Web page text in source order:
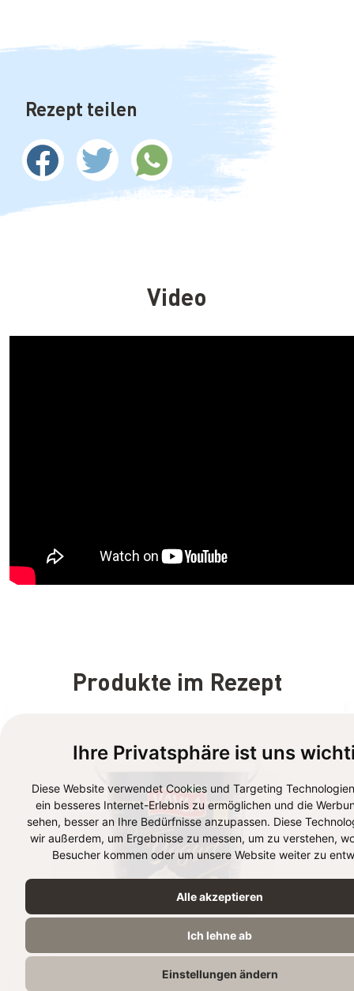
Ihre Privatsphäre ist uns
Diese Website verwendet Cookies und Targeting
ein besseres Internet-Erlebnis zu ermöglichen und die
sehen, besser an Ihre Bedürfnisse anzupassen. Diese
wir außerdem, um Ergebnisse zu messen, um zu verstehen,
Besucher kommen oder um unsere Website weiter zu
Alle akzeptieren
Ich lehne ab
Einstellungen ändern
Rezept teilen
Video
Produkte im Rezept
SAHNEJOGHURT (14%